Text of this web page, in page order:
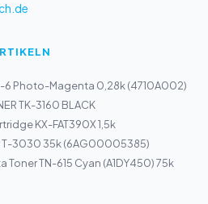
6 Photo-Magenta 0,28k (4710A002)
TK-3160 BLACK
KX-FAT390X 1,5k
T-3030 35k (6AG00005385)
Toner TN-615 Cyan (A1DY450) 75k